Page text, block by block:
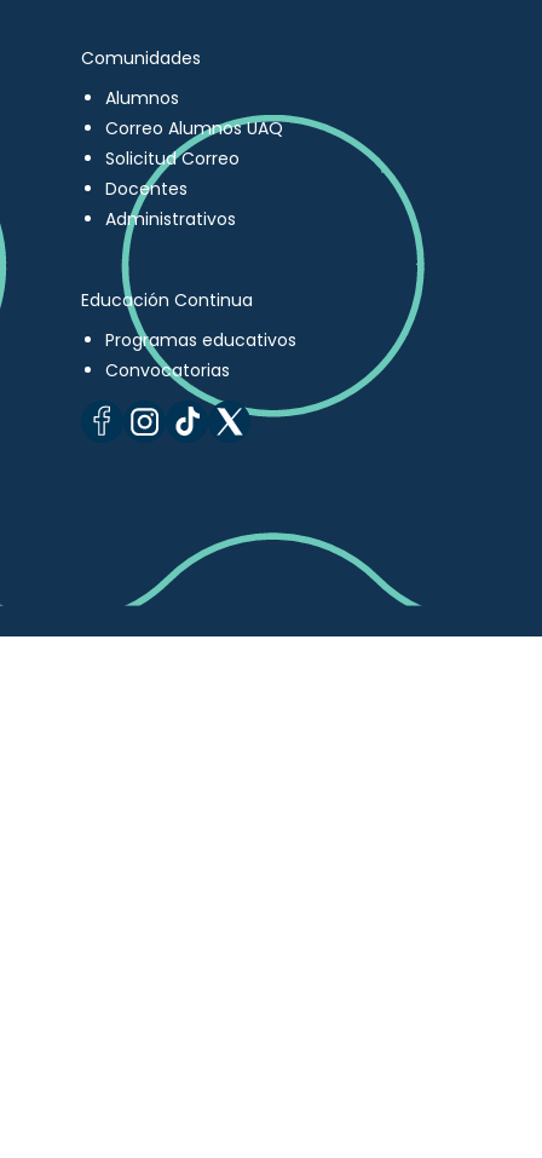
Comunidades
Alumnos
Correo Alumnos UAQ
Solicitud Correo
Docentes
Administrativos
Educación Continua
Programas educativos
Convocatorias